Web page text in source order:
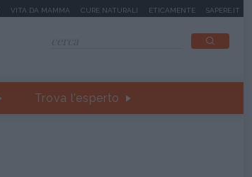
VITA DA MAMMA CURE NATURALI ETICAMENTE SAPERE.IT
Trova l'esperto